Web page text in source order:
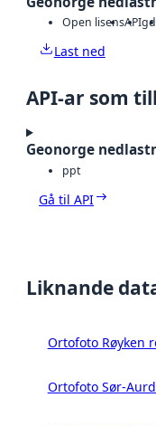
Open lisensAPI
Last ned
API-ar som
Geonorge
ppt
Gå til API
Liknande
Ortofoto Røyken
Ortofoto Sør-